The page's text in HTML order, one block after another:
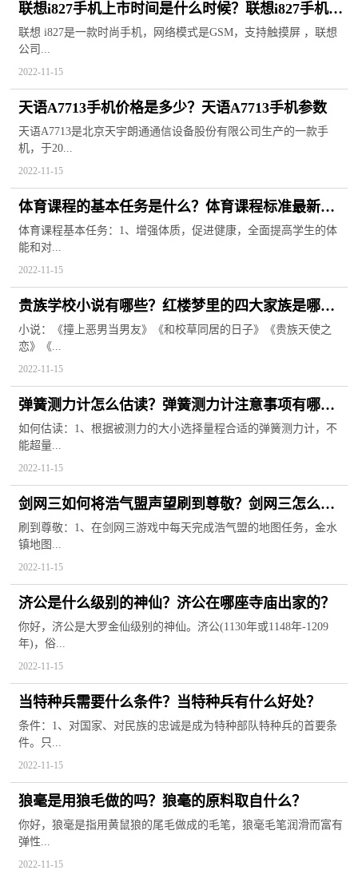
联想i827手机上市时间是什么时候？联想i827手机参
数
联想 i827是一款时尚手机，网络模式是GSM，支持触摸屏 ，联想
公司...
2022-11-15
天语A7713手机价格是多少？天语A7713手机参数
天语A7713是北京天宇朗通通信设备股份有限公司生产的一款手
机，于20...
2022-11-15
体育课程的基本任务是什么？体育课程标准最新版
2022
体育课程基本任务：1、增强体质，促进健康，全面提高学生的体
能和对...
2022-11-15
贵族学校小说有哪些？红楼梦里的四大家族是哪四
大家族？
小说：《撞上恶男当男友》《和校草同居的日子》《贵族天使之
恋》《...
2022-11-15
弹簧测力计怎么估读？弹簧测力计注意事项有哪
些？
如何估读：1、根据被测力的大小选择量程合适的弹簧测力计，不
能超量...
2022-11-15
剑网三如何将浩气盟声望刷到尊敬？剑网三怎么将
挂件转换为收藏家具？
刷到尊敬：1、在剑网三游戏中每天完成浩气盟的地图任务，金水
镇地图...
2022-11-15
济公是什么级别的神仙？济公在哪座寺庙出家的？
你好，济公是大罗金仙级别的神仙。济公(1130年或1148年-1209
年)，俗...
2022-11-15
当特种兵需要什么条件？当特种兵有什么好处？
条件：1、对国家、对民族的忠诚是成为特种部队特种兵的首要条
件。只...
2022-11-15
狼毫是用狼毛做的吗？狼毫的原料取自什么？
你好，狼毫是指用黄鼠狼的尾毛做成的毛笔，狼毫毛笔润滑而富有
弹性...
2022-11-15